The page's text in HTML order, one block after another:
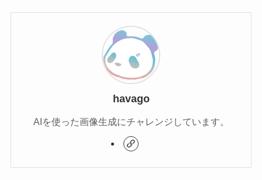
havago
AIを使った画像生成にチャレンジしています。